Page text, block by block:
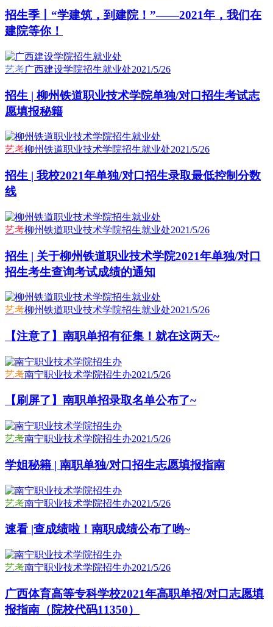
招生季丨“学建筑，到建院！”——2021年，我们在
建院等你！
艺考广西建设学院招生就业处2021/5/26
招生 | 柳州铁道职业技术学院单独/对口招生考试志
愿填报秘籍
艺考柳州铁道职业技术学院招生就业处2021/5/26
招生 | 我校2021年单独/对口招生录取最低控制分数
线
艺考柳州铁道职业技术学院招生就业处2021/5/26
招生 | 关于柳州铁道职业技术学院2021年单独/对口
招生考生查询考试成绩的通知
艺考柳州铁道职业技术学院招生就业处2021/5/26
【注意了】南职单招有征集！就在这两天~
艺考南宁职业技术学院招生办2021/5/26
【刷屏了】南职单招录取名单公布了~
艺考南宁职业技术学院招生办2021/5/26
学姐秘籍 | 南职单独/对口招生志愿填报指南
艺考南宁职业技术学院招生办2021/5/26
速看 |查成绩啦！南职成绩公布了哟~
艺考南宁职业技术学院招生办2021/5/26
广西体育高等专科学校2021年高职单招/对口志愿填
报指南（院校代码11350）